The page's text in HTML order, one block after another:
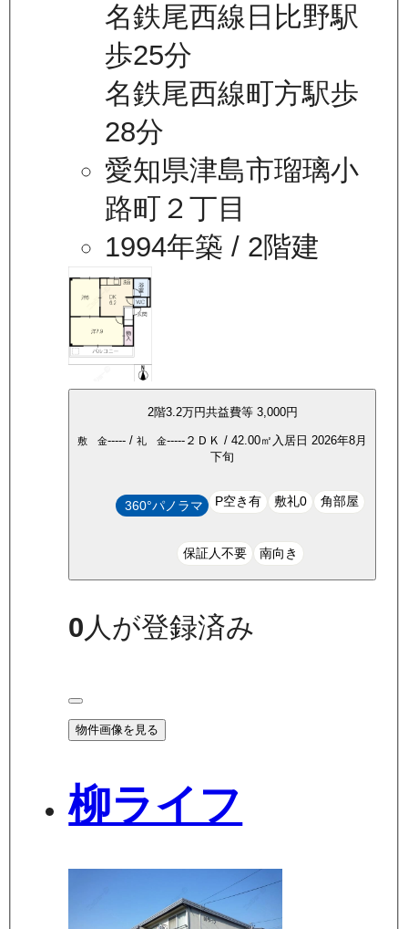
名鉄尾西線日比野駅
歩25分
名鉄尾西線町方駅歩
28分
愛知県津島市瑠璃小
路町２丁目
1994年築 / 2階建
2階3.2万円共益費等 3,000円
敷 金----- / 礼 金----- ２ＤＫ / 42.00㎡ 入居日 2026年8月
下旬
360°パノラマ P空き有 敷礼0 角部屋
保証人不要 南向き
0 人が登録済み
物件画像を見る
柳ライフ